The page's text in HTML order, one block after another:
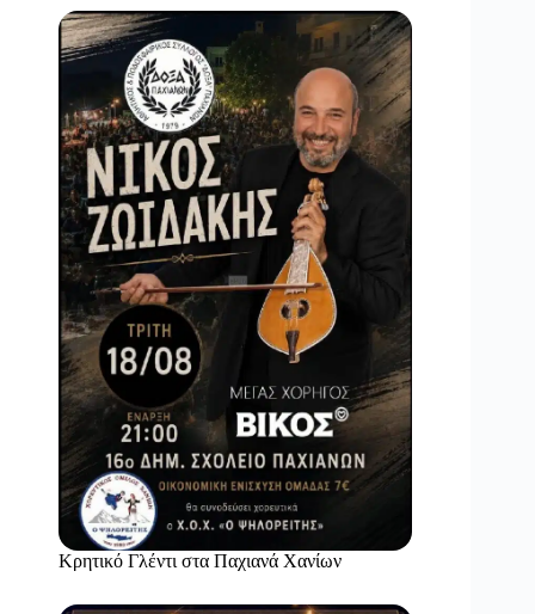
Κρητικό Γλέντι στα Παχιανά Χανίων